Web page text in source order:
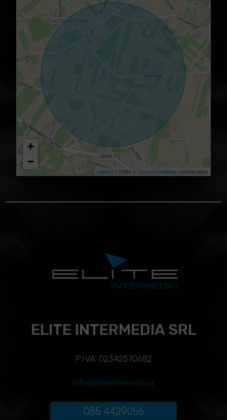
+
−
Leaflet| OSM ©OpenStreetMapcontributors
ELITE INTERMEDIA SRL
P.IVA: 02342570682
info@eliteintermedia.it
085 4429056